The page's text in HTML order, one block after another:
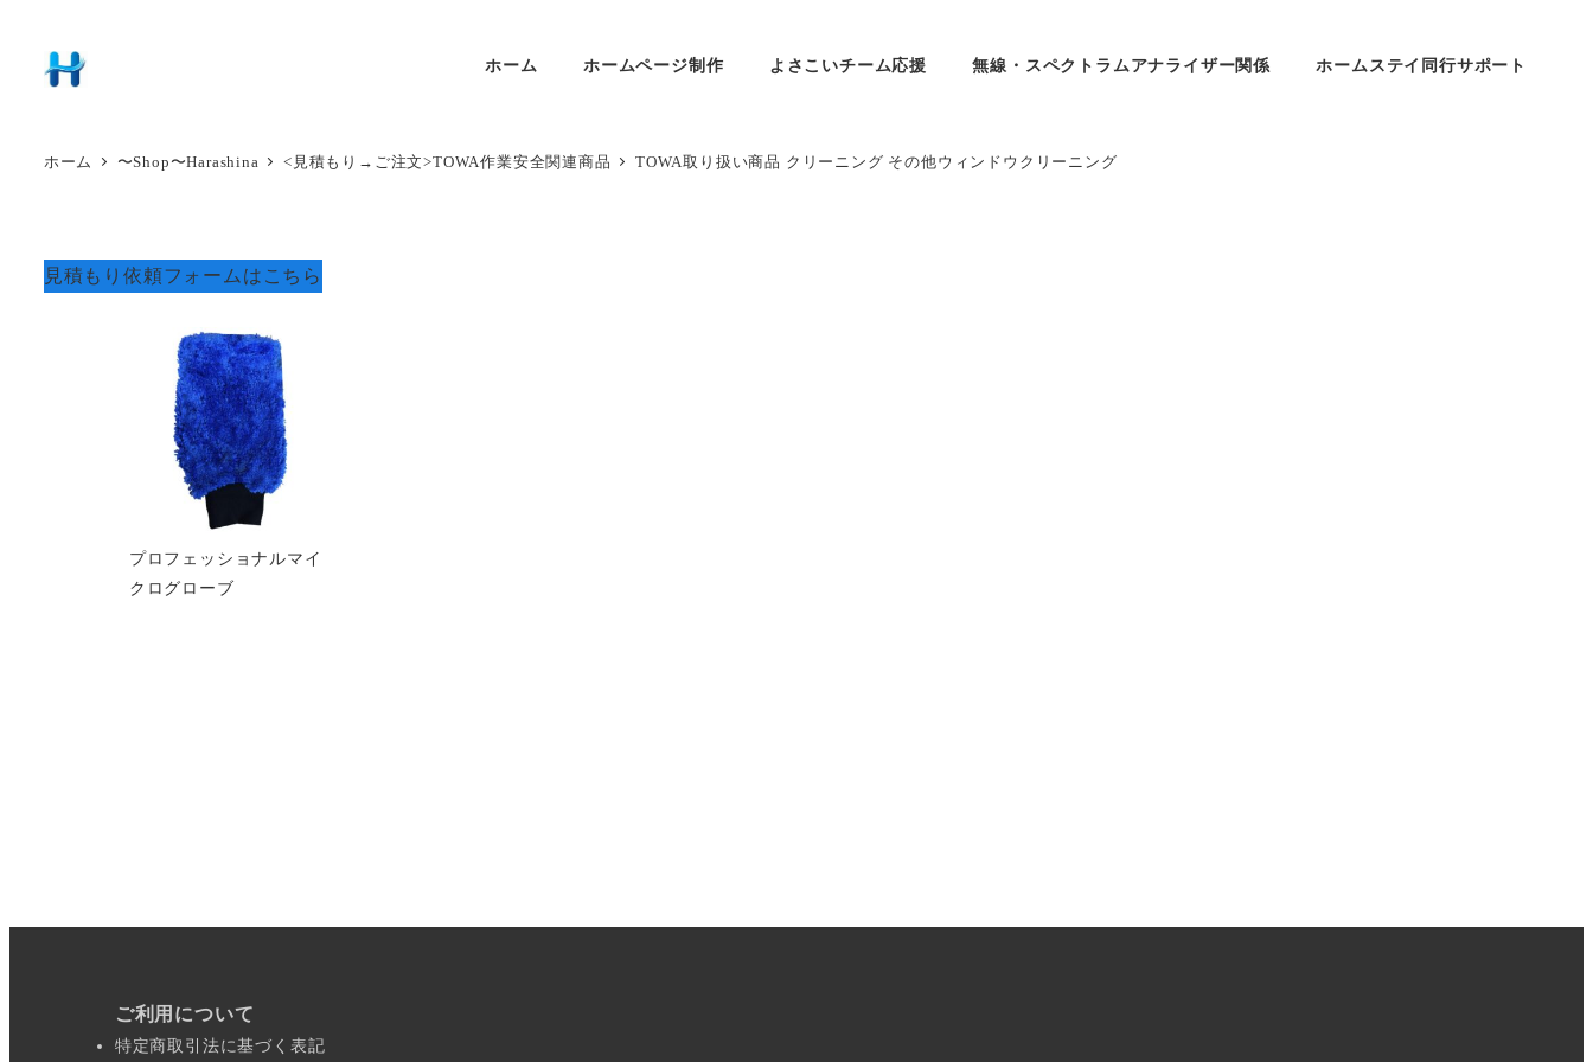
ホーム ホームページ制作 よさこいチーム応援 無線・スペクトラムアナライザー関係 ホームステイ同行サポート
ホーム 〜Shop〜Harashina <見積もり→ご注文>TOWA作業安全関連商品 TOWA取り扱い商品 クリーニング その他ウィンドウクリーニング
見積もり依頼フォームはこちら
プロフェッショナルマイ
クログローブ
ご利用について
特定商取引法に基づく表記